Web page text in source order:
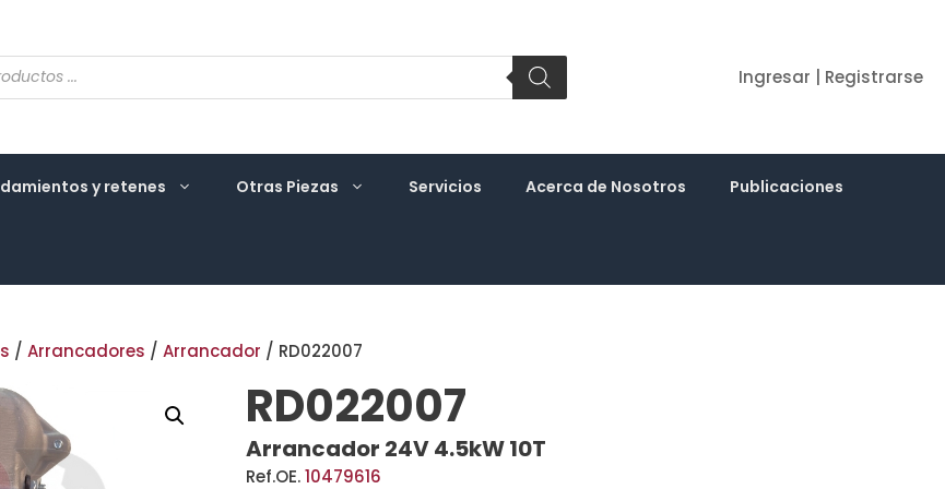
Ingresar | Registrarse
y retenes Otras Piezas Servicios Acerca de Nosotros Publicaciones
/ Arrancadores / Arrancador / RD022007
RD022007
Arrancador 24V 4.5kW 10T
Ref.OE.10479616